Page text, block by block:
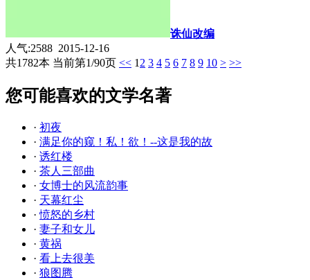
诛仙改编
人气:2588 2015-12-16
共1782本 当前第1/90页 << 1 2 3 4 5 6 7 8 9 10 > >>
您可能喜欢的文学名著
· 初夜
· 满足你的窥！私！欲！--这是我的故
· 诱红楼
· 茶人三部曲
· 女博士的风流韵事
· 天幕红尘
·愤怒的乡村
· 妻子和女儿
· 黄祸
· 看上去很美
· 狼图腾